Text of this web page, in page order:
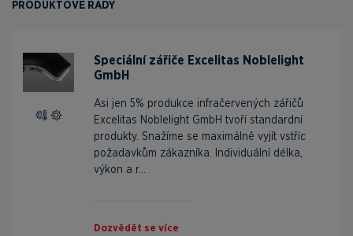
PRODUKTOVÉ ŘADY
Speciální zářiče Excelitas Noblelight
GmbH
Asi jen 5% produkce infračervených zářičů
Excelitas Noblelight GmbH tvoří standardní
produkty. Snažíme se maximálně vyjít vstříc
požadavkům zákazníka. Individuální délka,
výkon a r...
Dozvědět se více